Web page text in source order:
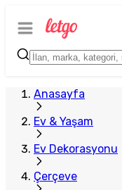
Anasayfa
Ev & Yaşam
Ev Dekorasyonu
Çerçeve
Plus Satıcı